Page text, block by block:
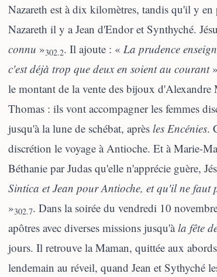
Nazareth est à dix kilomètres, tandis qu'il y
Nazareth il y a Jean d'Endor et Synthyché.
connu »302.2. Il ajoute : « La prudence
c'est déjà trop que deux en soient au courant»
le montant de la vente des bijoux d'Alexandre
Thomas : ils vont accompagner les femmes
jusqu'à la lune de schébat, après les Encénies.
discrétion le voyage à Antioche. Et à Marie-
Béthanie par Judas qu'elle n'apprécie guère,
Sintica et Jean pour Antioche, etqu'il ne faut
»302.7. Dans la soirée du vendredi 10
apôtres avec diverses missions jusqu'àla fête
jours. Il retrouve la Maman, quittée aux
lendemain au réveil, quand Jean et Sythyché